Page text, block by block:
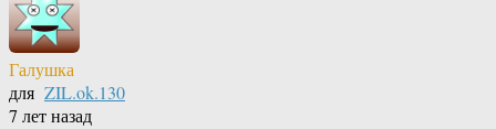
Галушка
для ZIL.ok.130
7 лет назад